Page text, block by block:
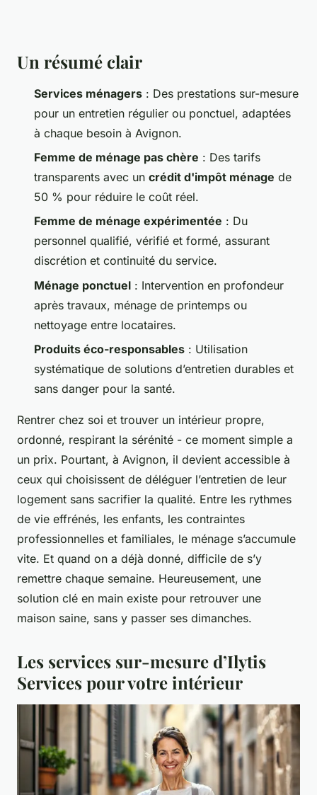
Un résumé clair
Services ménagers : Des prestations sur-mesure
pour un entretien régulier ou ponctuel, adaptées
à chaque besoin à Avignon.
Femme de ménage pas chère : Des tarifs
transparents avec un crédit d'impôt ménage de
50 % pour réduire le coût réel.
Femme de ménage expérimentée : Du
personnel qualifié, vérifié et formé, assurant
discrétion et continuité du service.
Ménage ponctuel : Intervention en profondeur
après travaux, ménage de printemps ou
nettoyage entre locataires.
Produits éco-responsables : Utilisation
systématique de solutions d’entretien durables et
sans danger pour la santé.
Rentrer chez soi et trouver un intérieur propre,
ordonné, respirant la sérénité - ce moment simple a
un prix. Pourtant, à Avignon, il devient accessible à
ceux qui choisissent de déléguer l’entretien de leur
logement sans sacrifier la qualité. Entre les rythmes
de vie effrénés, les enfants, les contraintes
professionnelles et familiales, le ménage s’accumule
vite. Et quand on a déjà donné, difficile de s’y
remettre chaque semaine. Heureusement, une
solution clé en main existe pour retrouver une
maison saine, sans y passer ses dimanches.
Les services sur-mesure d’Ilytis
Services pour votre intérieur